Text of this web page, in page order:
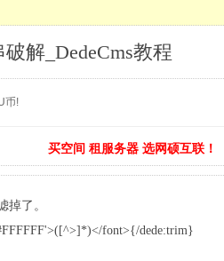
解_DedeCms教程
币!
买空间 租服务器 选网硕互联！
掉了。
font>{/dede:trim}